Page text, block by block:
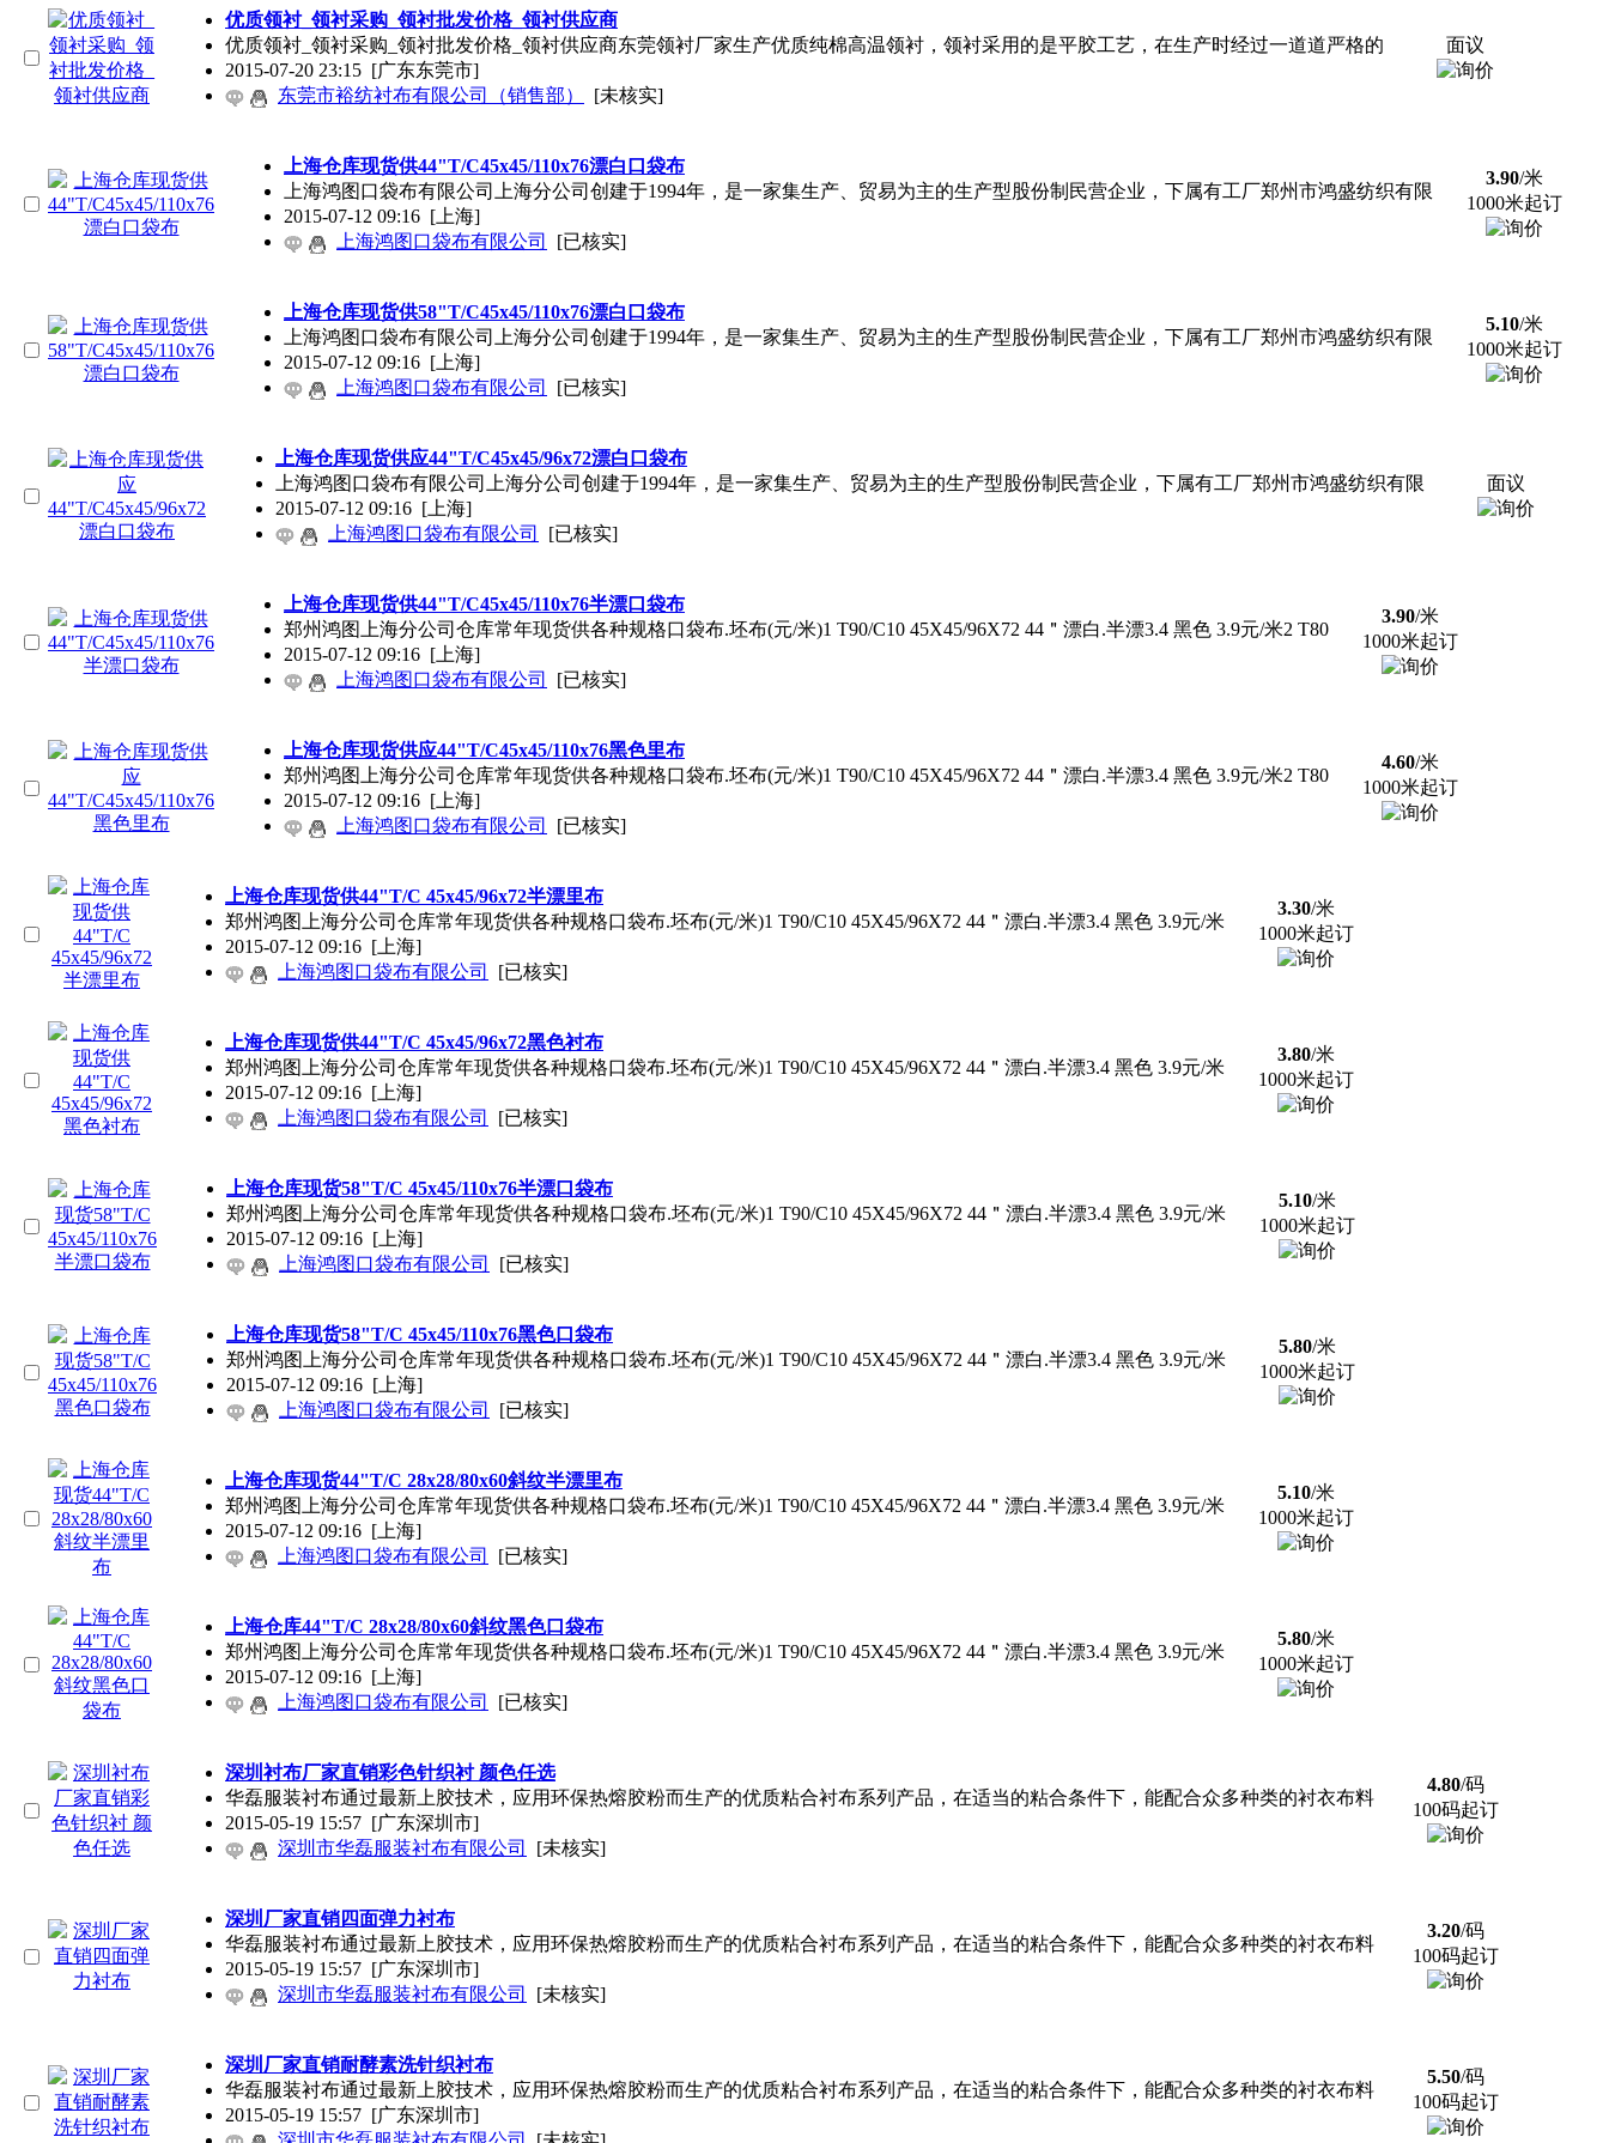
优质领衬_领衬采购_领衬批发价格_领衬供应商
优质领衬_领衬采购_领衬批发价格_领衬供应商东莞领衬厂家生产优质纯棉高温领衬，领衬采用的是平胶工艺，在生产时经过一道道严格的
2015-07-20 23:15 [广东东莞市]
东莞市裕纺衬布有限公司（销售部）
[未核实]
面议
上海仓库现货供44"T/C45x45/110x76漂白口袋布
上海鸿图口袋布有限公司上海分公司创建于1994年，是一家集生产、贸易为主的生产型股份制民营企业，下属有工厂郑州市鸿盛纺织有限
2015-07-12 09:16 [上海]
上海鸿图口袋布有限公司
[已核实]
3.90/米
1000米起订
上海仓库现货供58"T/C45x45/110x76漂白口袋布
上海鸿图口袋布有限公司上海分公司创建于1994年，是一家集生产、贸易为主的生产型股份制民营企业，下属有工厂郑州市鸿盛纺织有限
2015-07-12 09:16 [上海]
上海鸿图口袋布有限公司
[已核实]
5.10/米
1000米起订
上海仓库现货供应44"T/C45x45/96x72漂白口袋布
上海鸿图口袋布有限公司上海分公司创建于1994年，是一家集生产、贸易为主的生产型股份制民营企业，下属有工厂郑州市鸿盛纺织有限
2015-07-12 09:16 [上海]
上海鸿图口袋布有限公司
[已核实]
面议
上海仓库现货供44"T/C45x45/110x76半漂口袋布
郑州鸿图上海分公司仓库常年现货供各种规格口袋布.坯布(元/米)1 T90/C10 45X45/96X72 44＂漂白.半漂3.4 黑色 3.9元/米2 T80
2015-07-12 09:16 [上海]
上海鸿图口袋布有限公司
[已核实]
3.90/米
1000米起订
上海仓库现货供应44"T/C45x45/110x76黑色里布
郑州鸿图上海分公司仓库常年现货供各种规格口袋布.坯布(元/米)1 T90/C10 45X45/96X72 44＂漂白.半漂3.4 黑色 3.9元/米2 T80
2015-07-12 09:16 [上海]
上海鸿图口袋布有限公司
[已核实]
4.60/米
1000米起订
上海仓库现货供44"T/C 45x45/96x72半漂里布
郑州鸿图上海分公司仓库常年现货供各种规格口袋布.坯布(元/米)1 T90/C10 45X45/96X72 44＂漂白.半漂3.4 黑色 3.9元/米
2015-07-12 09:16 [上海]
上海鸿图口袋布有限公司
[已核实]
3.30/米
1000米起订
上海仓库现货供44"T/C 45x45/96x72黑色衬布
郑州鸿图上海分公司仓库常年现货供各种规格口袋布.坯布(元/米)1 T90/C10 45X45/96X72 44＂漂白.半漂3.4 黑色 3.9元/米
2015-07-12 09:16 [上海]
上海鸿图口袋布有限公司
[已核实]
3.80/米
1000米起订
上海仓库现货58"T/C 45x45/110x76半漂口袋布
郑州鸿图上海分公司仓库常年现货供各种规格口袋布.坯布(元/米)1 T90/C10 45X45/96X72 44＂漂白.半漂3.4 黑色 3.9元/米
2015-07-12 09:16 [上海]
上海鸿图口袋布有限公司
[已核实]
5.10/米
1000米起订
上海仓库现货58"T/C 45x45/110x76黑色口袋布
郑州鸿图上海分公司仓库常年现货供各种规格口袋布.坯布(元/米)1 T90/C10 45X45/96X72 44＂漂白.半漂3.4 黑色 3.9元/米
2015-07-12 09:16 [上海]
上海鸿图口袋布有限公司
[已核实]
5.80/米
1000米起订
上海仓库现货44"T/C 28x28/80x60斜纹半漂里布
郑州鸿图上海分公司仓库常年现货供各种规格口袋布.坯布(元/米)1 T90/C10 45X45/96X72 44＂漂白.半漂3.4 黑色 3.9元/米
2015-07-12 09:16 [上海]
上海鸿图口袋布有限公司
[已核实]
5.10/米
1000米起订
上海仓库44"T/C 28x28/80x60斜纹黑色口袋布
郑州鸿图上海分公司仓库常年现货供各种规格口袋布.坯布(元/米)1 T90/C10 45X45/96X72 44＂漂白.半漂3.4 黑色 3.9元/米
2015-07-12 09:16 [上海]
上海鸿图口袋布有限公司
[已核实]
5.80/米
1000米起订
深圳衬布厂家直销彩色针织衬 颜色任选
华磊服装衬布通过最新上胶技术，应用环保热熔胶粉而生产的优质粘合衬布系列产品，在适当的粘合条件下，能配合众多种类的衬衣布料
2015-05-19 15:57 [广东深圳市]
深圳市华磊服装衬布有限公司
[未核实]
4.80/码
100码起订
深圳厂家直销四面弹力衬布
华磊服装衬布通过最新上胶技术，应用环保热熔胶粉而生产的优质粘合衬布系列产品，在适当的粘合条件下，能配合众多种类的衬衣布料
2015-05-19 15:57 [广东深圳市]
深圳市华磊服装衬布有限公司
[未核实]
3.20/码
100码起订
深圳厂家直销耐酵素洗针织衬布
华磊服装衬布通过最新上胶技术，应用环保热熔胶粉而生产的优质粘合衬布系列产品，在适当的粘合条件下，能配合众多种类的衬衣布料
2015-05-19 15:57 [广东深圳市]
5.50/码
100码起订